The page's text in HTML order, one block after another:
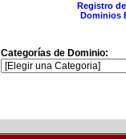
Registro
Dominios
Categorías de Dominio: